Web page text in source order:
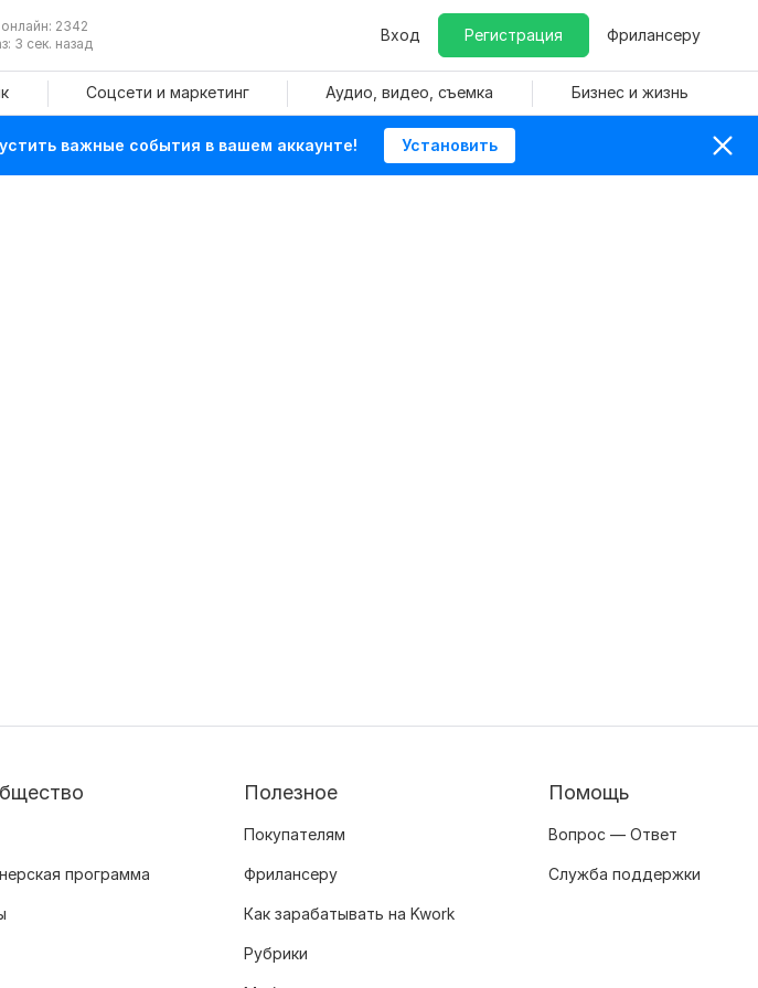
2342
3 сек. назад
Вход Регистрация Фрилансеру
Соцсети и маркетинг Аудио, видео, съемка Бизнес и жизнь
важные события в вашем аккаунте! Установить
программа
Полезное
Покупателям
Фрилансеру
Как зарабатывать на Kwork
Рубрики
Помощь
Вопрос — Ответ
Служба поддержки